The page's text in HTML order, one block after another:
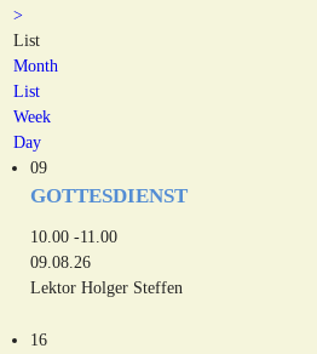
>
List
Month
List
Week
Day
09
GOTTESDIENST
10.00 -11.00
09.08.26
Lektor Holger Steffen
16